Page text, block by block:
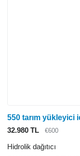
32.980 TL €600
Hidrolik dağıtıcı